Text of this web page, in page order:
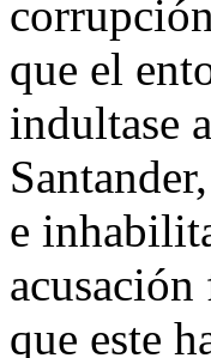
que el
indultase
e
que este